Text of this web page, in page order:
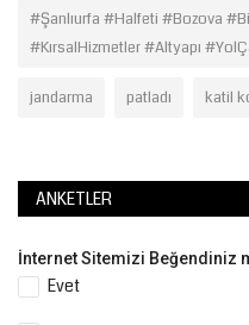
#Şanlıurfa #Halfeti #Bozova
#KırsalHizmetler #Altyapı
jandarma patladı katil
ANKETLER
İnternet Sitemizi Beğendiniz
Evet